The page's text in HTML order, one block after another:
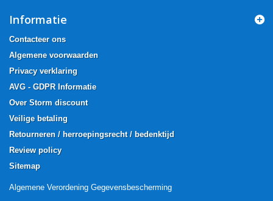
Informatie
Contacteer ons
Algemene voorwaarden
Privacy verklaring
AVG - GDPR Informatie
Over Storm discount
Veilige betaling
Retourneren / herroepingsrecht / bedenktijd
Review policy
Sitemap
Algemene Verordening Gegevensbescherming